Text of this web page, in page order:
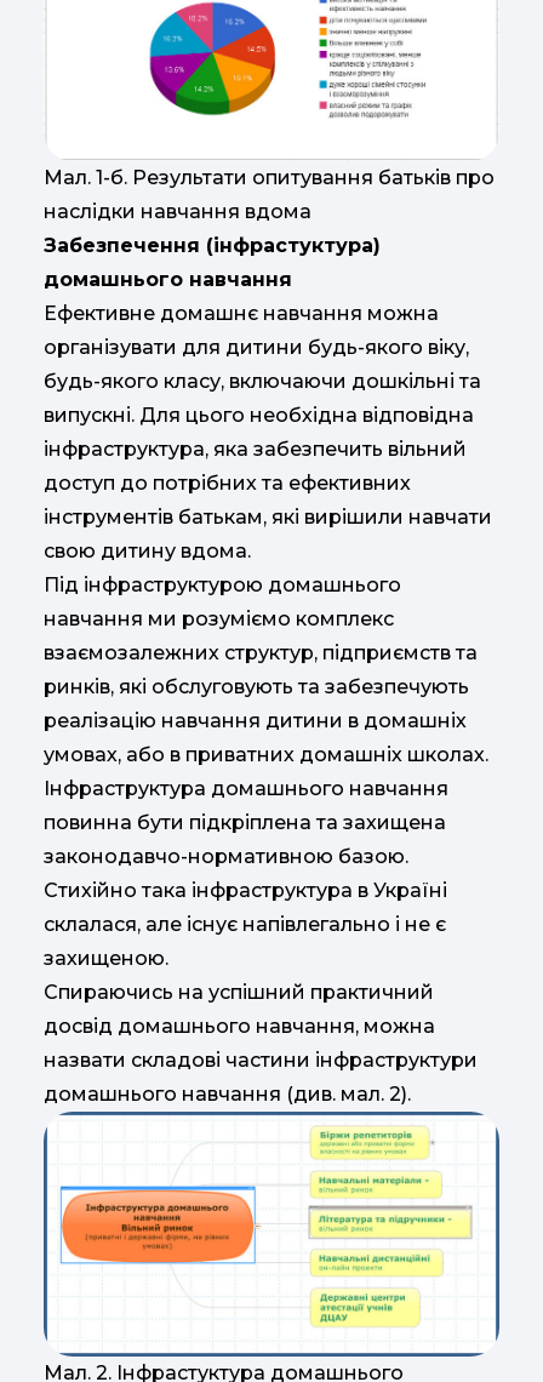
Мал. 1-б. Результати опитування батьків про
наслідки навчання вдома
Забезпечення (інфрастуктура)
домашнього навчання
Ефективне домашнє навчання можна
організувати для дитини будь-якого віку,
будь-якого класу, включаючи дошкільні та
випускні. Для цього необхідна відповідна
інфраструктура, яка забезпечить вільний
доступ до потрібних та ефективних
інструментів батькам, які вирішили навчати
свою дитину вдома.
Під інфраструктурою домашнього
навчання ми розуміємо комплекс
взаємозалежних структур, підприємств та
ринків, які обслуговують та забезпечують
реалізацію навчання дитини в домашніх
умовах, або в приватних домашніх школах.
Інфраструктура домашнього навчання
повинна бути підкріплена та захищена
законодавчо-нормативною базою.
Стихійно така інфраструктура в Україні
склалася, але існує напівлегально і не є
захищеною.
Спираючись на успішний практичний
досвід домашнього навчання, можна
назвати складові частини інфраструктури
домашнього навчання (див. мал. 2).
Мал. 2. Інфрастуктура домашнього